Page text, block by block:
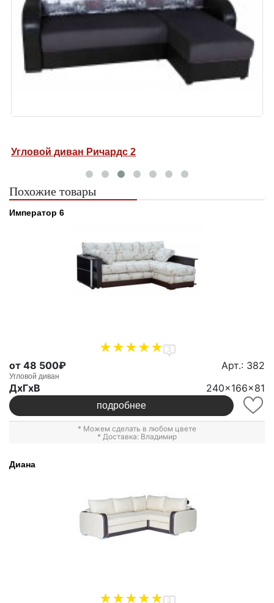
Угловой диван Ричардс 2
Похожие товары
Император 6
3
от 48 500₽ Арт.: 382
Угловой диван
ДxГxВ 240x166x81
подробнее
* Можем сделать в любом цвете
* Доставка: Владимир
Диана
3